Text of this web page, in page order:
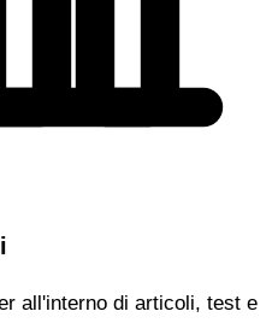
all'interno di articoli, test e